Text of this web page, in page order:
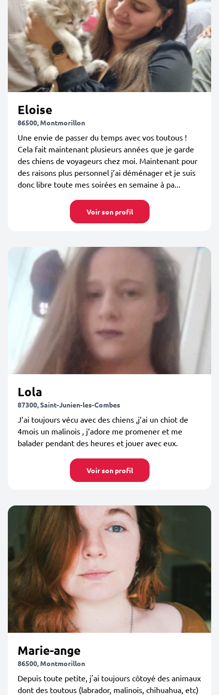
Eloise
86500, Montmorillon
Une envie de passer du temps avec vos toutous !
Cela fait maintenant plusieurs années que je garde
des chiens de voyageurs chez moi. Maintenant pour
des raisons plus personnel j’ai déménager et je suis
donc libre toute mes soirées en semaine à pa...
Voir son profil
Lola
87300, Saint-Junien-les-Combes
J’ai toujours vécu avec des chiens ,j’ai un chiot de
4mois un malinois , j’adore me promener et me
balader pendant des heures et jouer avec eux.
Voir son profil
Marie-ange
86500, Montmorillon
Depuis toute petite, j'ai toujours côtoyé des animaux
dont des toutous (labrador, malinois, chihuahua, etc)